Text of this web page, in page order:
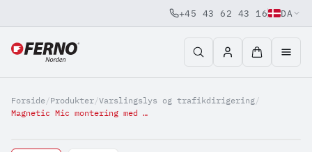
Jump to content
+45 43 62 43 16 DA
Forside/Produkter/Varslingslys og trafikdirigering/
Magnetic Mic montering med universaladapter